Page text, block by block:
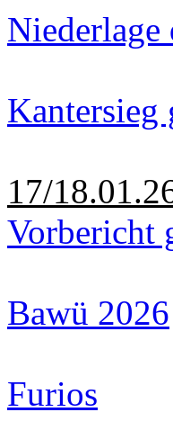
Niederlage
Kantersieg
17/
Vorbericht
Bawü 2026
Furios